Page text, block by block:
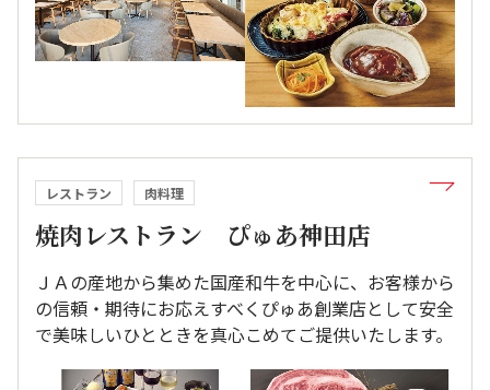
レストラン 肉料理
焼肉レストラン ぴゅあ神田店
ＪＡの産地から集めた国産和牛を中心に、お客様から
の信頼・期待にお応えすべくぴゅあ創業店として安全
で美味しいひとときを真心こめてご提供いたします。